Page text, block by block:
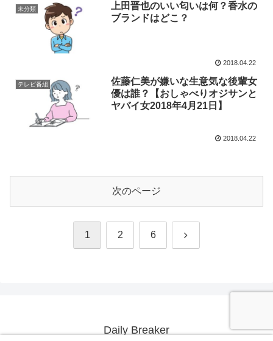
未分類
上田晋也のいい匂いは何？香水の
ブランドはどこ？
2018.04.22
テレビ番組
佐藤仁美が嫌いな生意気な後輩女
優は誰？【おしゃべりオジサンと
ヤバイ女2018年4月21日】
2018.04.22
次のページ
1 2 6 次
Daily Breaker